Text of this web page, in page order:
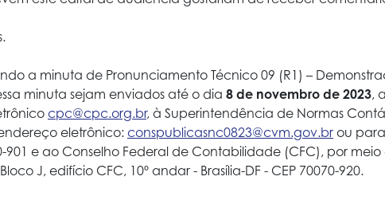
a minuta de Pronunciamento Técnico 09 (R1) –
minuta sejam enviados até o dia 8 de novembro de 2023,
cpc@cpc.org.br, à Superintendência de Normas
eletrônico: conspublicasnc0823@cvm.gov.br ou
901 e ao Conselho Federal de Contabilidade (CFC), por
J, edifício CFC, 10º andar - Brasília-DF - CEP 70070-920.